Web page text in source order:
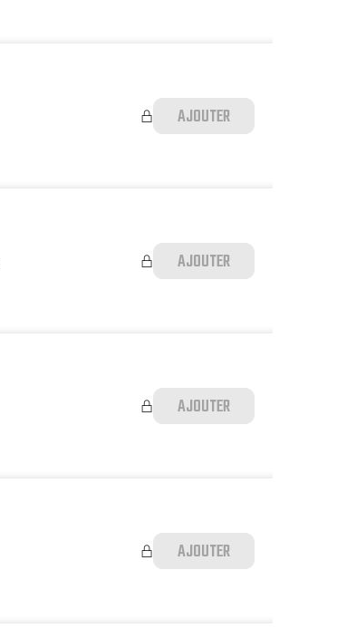
AJOUTER
AJOUTER
AJOUTER
AJOUTER